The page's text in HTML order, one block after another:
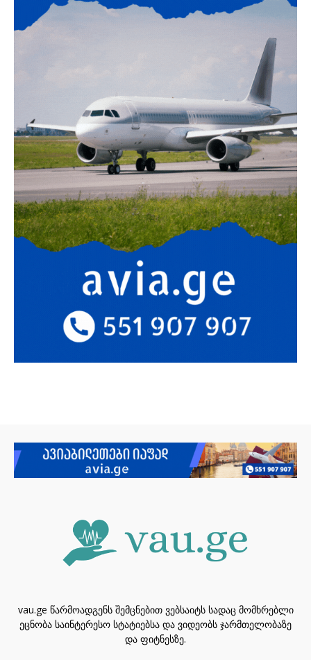
vau.ge წარმოადგენს შემცნებით ვებსაიტს სადაც მომხრებლი
ეცნობა საინტერესო სტატიებსა და ვიდეობს ჯარმთელობაზე
და ფიტნესზე.